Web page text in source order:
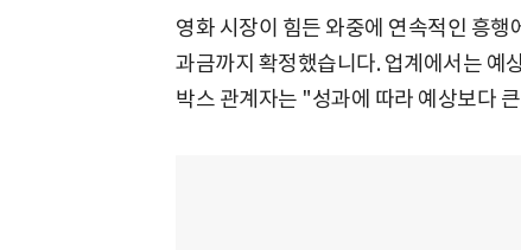
영화 시장이 힘든 와중에 연속적인 흥
과금까지 확정했습니다. 업계에서는 예
박스 관계자는 "성과에 따라 예상보다